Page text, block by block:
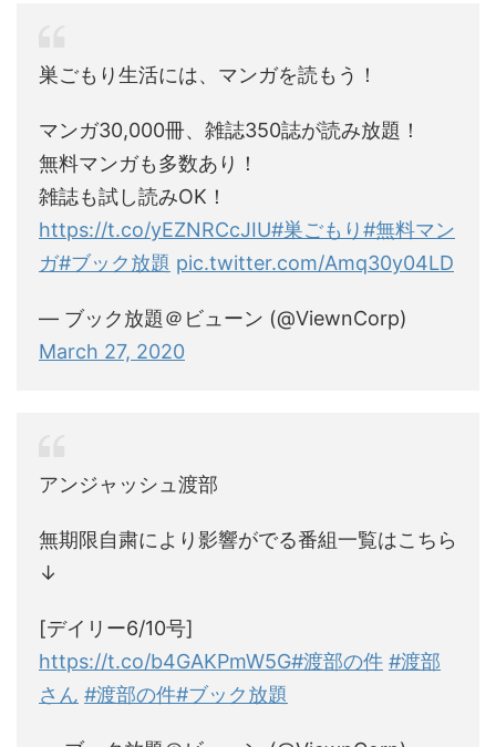
巣ごもり生活には、マンガを読もう！
マンガ30,000冊、雑誌350誌が読み放題！
無料マンガも多数あり！
雑誌も試し読みOK！
https://t.co/yEZNRCcJIU#巣ごもり#無料マン
ガ#ブック放題 pic.twitter.com/Amq30y04LD
— ブック放題＠ビューン (@ViewnCorp)
March 27, 2020
アンジャッシュ渡部
無期限自粛により影響がでる番組一覧はこちら
↓
[デイリー6/10号]
https://t.co/b4GAKPmW5G#渡部の件 #渡部
さん #渡部の件#ブック放題